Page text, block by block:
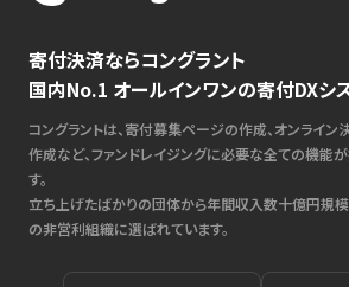
寄付決済ならコングラント
国内No.1 オールインワンの寄付DXシ
コングラントは、寄付募集ページの作成、オンライン
作成など、ファンドレイジングに必要な全ての機能
す。
立ち上げたばかりの団体から年間収入数十億円規
の非営利組織に選ばれています。